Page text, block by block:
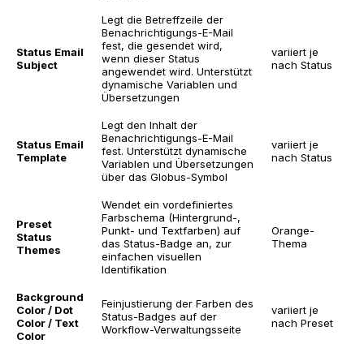
Status Email
Subject
Legt die Betreffzeile der
Benachrichtigungs-E-Mail
fest, die gesendet wird,
wenn dieser Status
angewendet wird. Unterstützt
dynamische Variablen und
Übersetzungen
variiert je
nach Status
Status Email
Template
Legt den Inhalt der
Benachrichtigungs-E-Mail
fest. Unterstützt dynamische
Variablen und Übersetzungen
über das Globus-Symbol
variiert je
nach Status
Preset
Status
Themes
Wendet ein vordefiniertes
Farbschema (Hintergrund-,
Punkt- und Textfarben) auf
das Status-Badge an, zur
einfachen visuellen
Identifikation
Orange-
Thema
Background
Color / Dot
Color / Text
Color
Feinjustierung der Farben des
Status-Badges auf der
Workflow-Verwaltungsseite
variiert je
nach Preset